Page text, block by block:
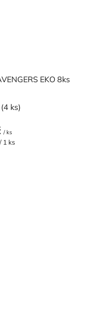
EKO 8ks
(4 ks)
/ ks
1 ks